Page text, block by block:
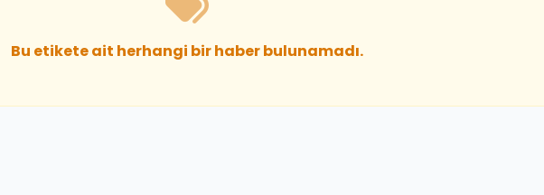
Bu etikete ait herhangi bir haber bulunamadı.